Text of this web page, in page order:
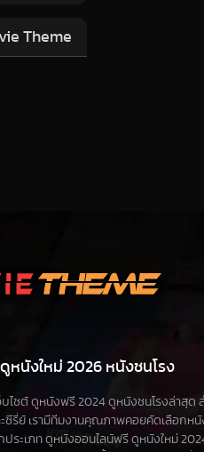
Theme
หนังใหม่ 2026 หนังชนโรง
ไซต์ ดูหนังฟรี 2024 ดูหนังชนโรงล่าสุด
ซีรี่ย์ เรามีทีมงานคุณภาพคอยคัดเลือกหนั
ประเภท ดูหนังออนไลน์ฟรี ดูหนังใหม่